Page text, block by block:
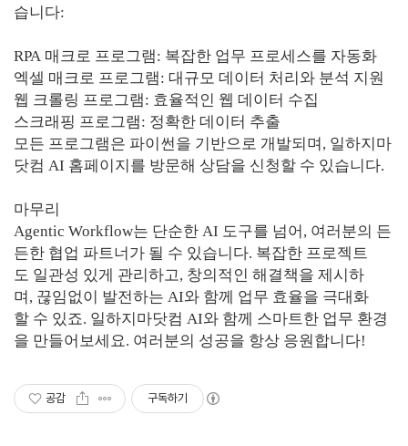
습니다:
RPA 매크로 프로그램: 복잡한 업무 프로세스를 자동화
엑셀 매크로 프로그램: 대규모 데이터 처리와 분석 지원
웹 크롤링 프로그램: 효율적인 웹 데이터 수집
스크래핑 프로그램: 정확한 데이터 추출
모든 프로그램은 파이썬을 기반으로 개발되며, 일하지마
닷컴 AI 홈페이지를 방문해 상담을 신청할 수 있습니다.
마무리
Agentic Workflow는 단순한 AI 도구를 넘어, 여러분의 든
든한 협업 파트너가 될 수 있습니다. 복잡한 프로젝트
도 일관성 있게 관리하고, 창의적인 해결책을 제시하
며, 끊임없이 발전하는 AI와 함께 업무 효율을 극대화
할 수 있죠. 일하지마닷컴 AI와 함께 스마트한 업무 환경
을 만들어보세요. 여러분의 성공을 항상 응원합니다!
공감 구독하기